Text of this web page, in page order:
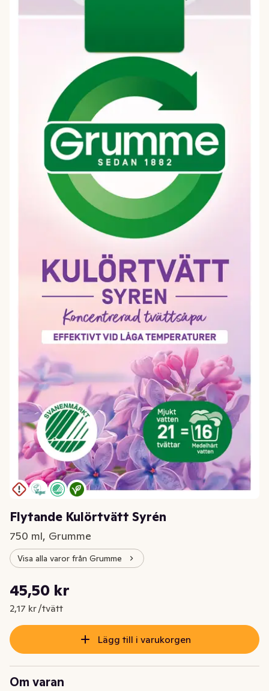
Flytande Kulörtvätt Syrén
750 ml, Grumme
Visa alla varor från Grumme
Nuvarande pris är: 45,50 kr
45,50 kr
2,17 kr /tvätt
Styckpris: 2,17 kr /tvätt
Lägg till i varukorgen
Om varan